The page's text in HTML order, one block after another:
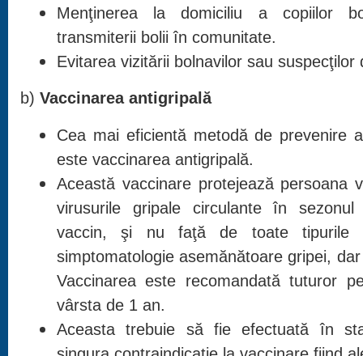
Menţinerea la domiciliu a copiilor
transmiterii bolii în comunitate.
Evitarea vizitării bolnavilor sau suspecţilor
b) Vaccinarea antigripală
Cea mai eficientă metodă de prevenire
este vaccinarea antigripală.
Această vaccinare protejează persoana
virusurile gripale circulante în
vaccin, şi nu faţă de toate tipurile
simptomatologie asemănătoare gripei,
Vaccinarea este recomandată tuturor
vârsta de 1 an.
Aceasta trebuie să fie efectuată în